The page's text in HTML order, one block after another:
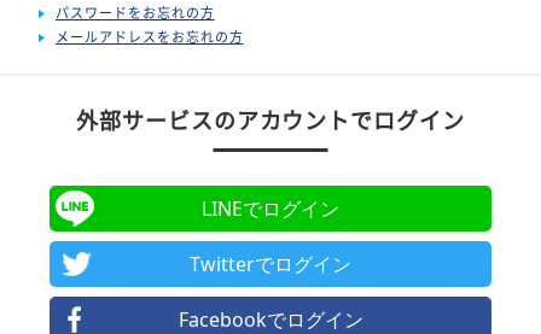
パスワードをお忘れの方
メールアドレスをお忘れの方
外部サービスのアカウントでログイン
LINEでログイン
Twitterでログイン
Facebookでログイン